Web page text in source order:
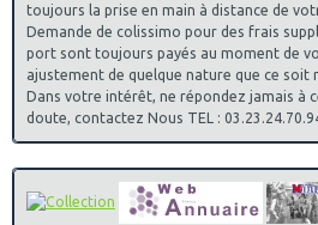
toujours la prise en main à distance de
Demande de colissimo pour des frais
port sont toujours payés au moment de
ajustement de quelque nature que ce soit
Dans votre intérêt, ne répondez jamais à
doute, contactez Nous TEL :